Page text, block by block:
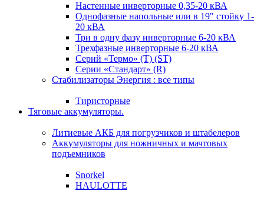
Настенные инверторные 0,35-20 кВА
Однофазные напольные или в 19" стойку 1-
20 кВА
Три в одну фазу инверторные 6-20 кВА
Трехфазные инверторные 6-20 кВА
Серий «Термо» (T) (ST)
Серии «Стандарт» (R)
Стабилизаторы Энергия : все типы
Тиристорные
Тяговые аккумуляторы.
Литиевые АКБ для погрузчиков и штабелеров
Аккумуляторы для ножничных и мачтовых
подъемников
Snorkel
HAULOTTE